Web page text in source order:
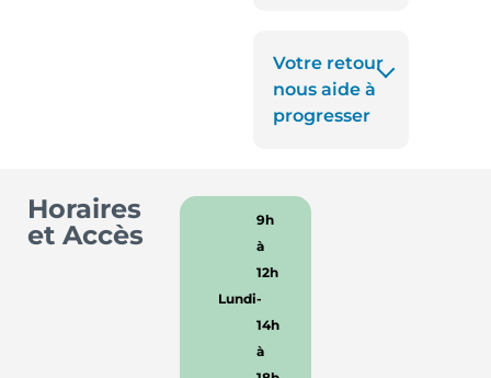
Votre retour
nous aide à
progresser
Horaires
et Accès
Lundi
9h
à
12h
-
14h
à